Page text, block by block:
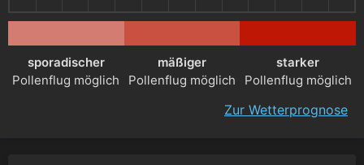
sporadischer
Pollenflug möglich
mäßiger
Pollenflug möglich
starker
Pollenflug möglich
Zur Wetterprognose